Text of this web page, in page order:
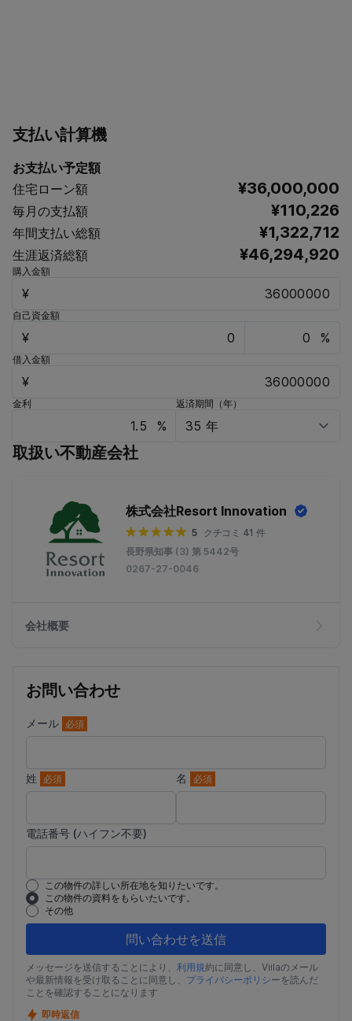
支払い計算機
お支払い予定額
住宅ローン額
¥36,000,000
毎月の支払額 ¥110,226
年間支払い総額 ¥1,322,712
生涯返済総額 ¥46,294,920
購入金額
¥
自己資金額
¥ %
借入金額
¥
金利
%
返済期間（年）
取扱い不動産会社
株式会社Resort Innovation
5
クチコミ 41 件
長野県知事 (3) 第 5442号
0267-27-0046
会社概要
お問い合わせ
メール 必須
姓 必須 名 必須
電話番号 (ハイフン不要)
この物件の詳しい所在地を知りたいです。
この物件の資料をもらいたいです。
その他
問い合わせを送信
メッセージを送信することにより、 利用規約に同意し、Viilaのメール
や最新情報を受け取ることに同意し、 プライバシーポリシーを読んだ
ことを確認することになります
即時返信